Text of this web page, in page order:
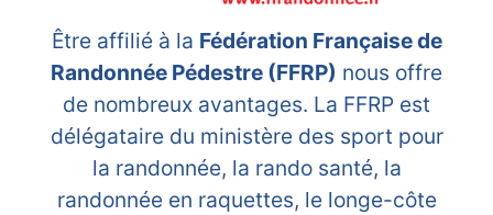
Être affilié à la Fédération Française de
Randonnée Pédestre (FFRP) nous offre
de nombreux avantages. La FFRP est
délégataire du ministère des sport pour
la randonnée, la rando santé, la
randonnée en raquettes, le longe-côte